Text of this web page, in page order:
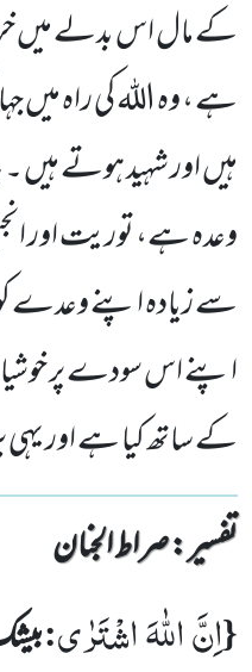
کے مال اس بدلے میں
ہے ، وہ اللہ کی راہ
ہیں اور شہید ہوتے ہیں
وعدہ ہے، توریت اور
سے زیادہ اپنے وعدے
اپنے اس سودے پر
کے ساتھ کیا ہے اور
تفسیر : ‎صراط الجنان
{اِنَّ اللّٰهَ اشْتَرٰى: